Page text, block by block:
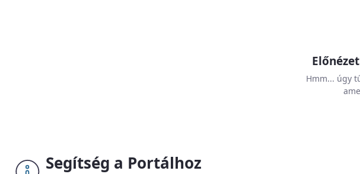
Hmm... úgy
Segítség a Portálhoz